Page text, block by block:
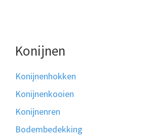
Konijnen
Konijnenhokken
Konijnenkooien
Konijnenren
Bodembedekking